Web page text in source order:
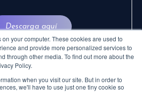
your computer. These cookies are used to
and provide more personalized services to
through other media. To find out more about the
Policy.
when you visit our site. But in order to
we'll have to use just one tiny cookie so
Descarga aquí